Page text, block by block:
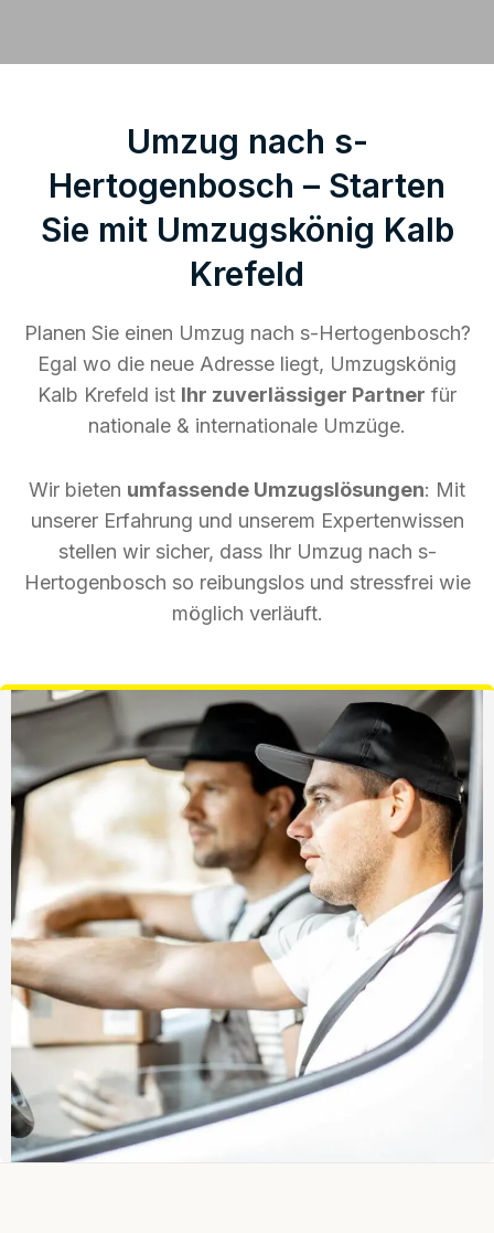
Umzug nach s-
Hertogenbosch – Starten
Sie mit Umzugskönig Kalb
Krefeld
Planen Sie einen Umzug nach s-Hertogenbosch?
Egal wo die neue Adresse liegt, Umzugskönig
Kalb Krefeld ist Ihr zuverlässiger Partner für
nationale & internationale Umzüge.
Wir bieten umfassende Umzugslösungen: Mit
unserer Erfahrung und unserem Expertenwissen
stellen wir sicher, dass Ihr Umzug nach s-
Hertogenbosch so reibungslos und stressfrei wie
möglich verläuft.